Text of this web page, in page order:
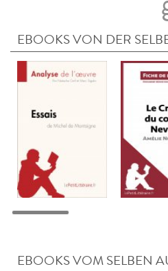
EBOOKS VON DER
EBOOKS VOM SELBEN